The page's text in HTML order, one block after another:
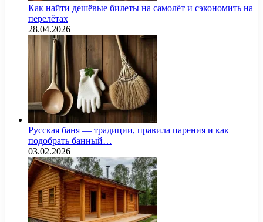
Как найти дешёвые билеты на самолёт и сэкономить на
перелётах
28.04.2026
Русская баня — традиции, правила парения и как
подобрать банный…
03.02.2026